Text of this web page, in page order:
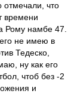
что
времени
Рому намбе 47.
не имею в
Тедеско,
ну как его
чтоб без -2
и